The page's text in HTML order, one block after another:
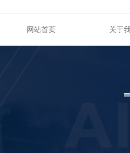
网站首页 关于